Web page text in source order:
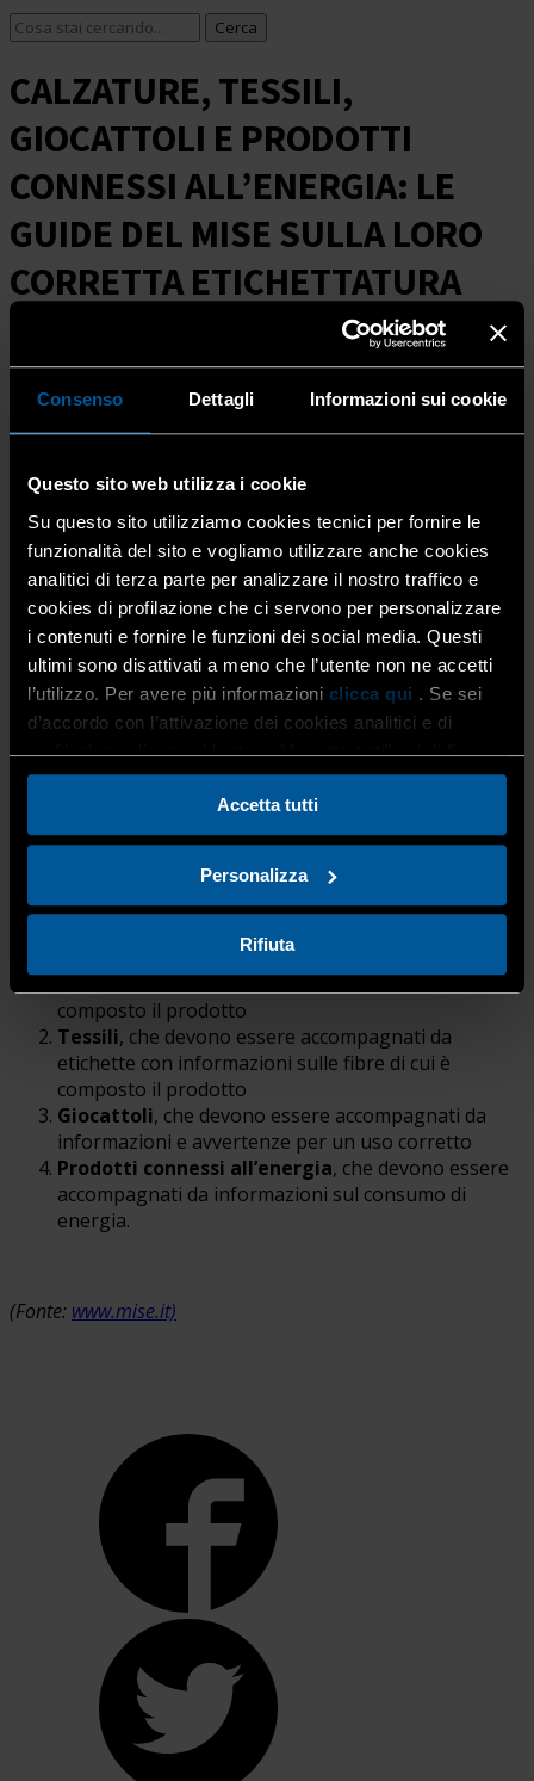
Consenso Dettagli Informazioni sui cookie
Questo sito web utilizza i cookie
Su questo sito utilizziamo cookies tecnici per fornire le
funzionalità del sito e vogliamo utilizzare anche cookies
analitici di terza parte per analizzare il nostro traffico e
cookies di profilazione che ci servono per personalizzare
i contenuti e fornire le funzioni dei social media. Questi
ultimi sono disattivati a meno che l’utente non ne accetti
l’utilizzo. Per avere più informazioni clicca qui . Se sei
d’accordo con l’attivazione dei cookies analitici e di
profilazione clicca sul bottone “Accetta tutti” qui di fianco.
Accetta tutti
Personalizza
Rifiuta
CALZATURE, TESSILI,
GIOCATTOLI E PRODOTTI
CONNESSI ALL’ENERGIA: LE
GUIDE DEL MISE SULLA LORO
CORRETTA ETICHETTATURA
Home
CALZATURE, TESSILI, GIOCATTOLI E...
CLICCA QUI) una serie di indicazioni sia per i
consumatori che per i produttori di alcuni generi di
mercato: calzature, prodotti tessili, giocattoli e prodotti
connessi all’energia.
L’operatore economico è obbligatoa mettere a
disposizione tutte le informazioni previste dalla
normativa europea e nazionale, perché il consumatore
possa essere sempre consapevole di cosa sta
acquistando in negozio oppure online.
A tal proposito sono quindi state pubblicate delle guide
sintetiche per aiutare i consumatori a sapere quali sono
categorie di prodotti e per aiutare gli operatori dei
seguenti settori:
che devono essere accompagnate da
etichette/simboli con informazioni sui materiali cui è
composto il prodotto
Tessili, che devono essere accompagnati da
etichette con informazioni sulle fibre di cui è
composto il prodotto
Giocattoli, che devono essere accompagnati da
informazioni e avvertenze per un uso corretto
Prodotti connessi all’energia, che devono essere
accompagnati da informazioni sul consumo di
energia.
(Fonte: www.mise.it)